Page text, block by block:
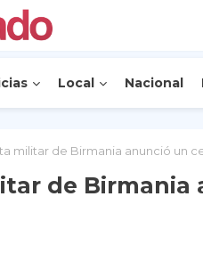
Local Nacional
militar de Birmania anunció un
de Birmania